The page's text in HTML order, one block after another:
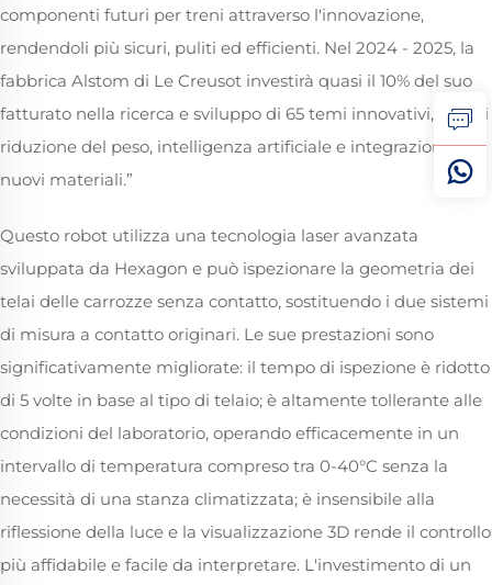
componenti futuri per treni attraverso l'innovazione,
rendendoli più sicuri, puliti ed efficienti. Nel 2024 - 2025, la
fabbrica Alstom di Le Creusot investirà quasi il 10% del suo
fatturato nella ricerca e sviluppo di 65 temi innovativi, tra cui
riduzione del peso, intelligenza artificiale e integrazione di
nuovi materiali.”
Questo robot utilizza una tecnologia laser avanzata
sviluppata da Hexagon e può ispezionare la geometria dei
telai delle carrozze senza contatto, sostituendo i due sistemi
di misura a contatto originari. Le sue prestazioni sono
significativamente migliorate: il tempo di ispezione è ridotto
di 5 volte in base al tipo di telaio; è altamente tollerante alle
condizioni del laboratorio, operando efficacemente in un
intervallo di temperatura compreso tra 0-40°C senza la
necessità di una stanza climatizzata; è insensibile alla
riflessione della luce e la visualizzazione 3D rende il controllo
più affidabile e facile da interpretare. L'investimento di un